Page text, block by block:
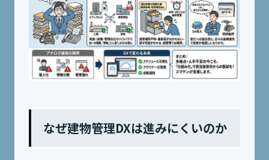
なぜ建物管理DXは進みにくいのか